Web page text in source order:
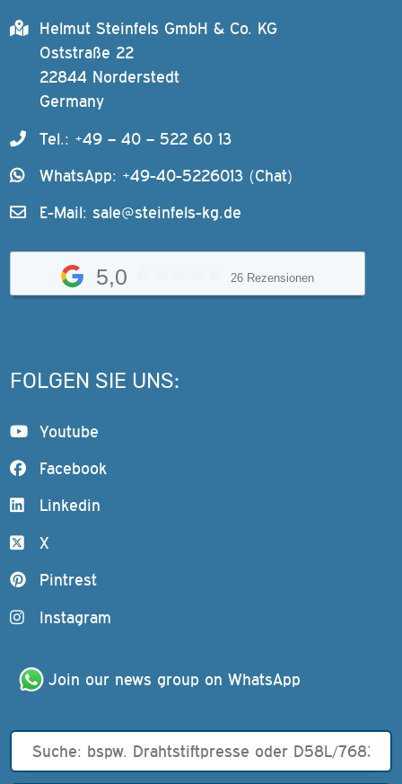
Helmut Steinfels GmbH & Co. KG
Oststraße 22
22844 Norderstedt
Germany
Tel.: +49 – 40 – 522 60 13
WhatsApp: +49-40-5226013 (Chat)
E-Mail: sale@steinfels-kg.de
5,0 26 Rezensionen
FOLGEN SIE UNS:
Youtube
Facebook
Linkedin
X
Pintrest
Instagram
Join our news group on WhatsApp